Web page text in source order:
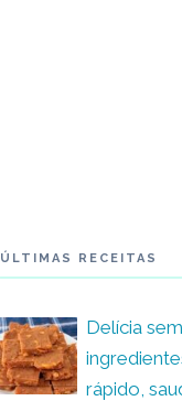
ÚLTIMAS RECEITAS
Delícia
rápido,